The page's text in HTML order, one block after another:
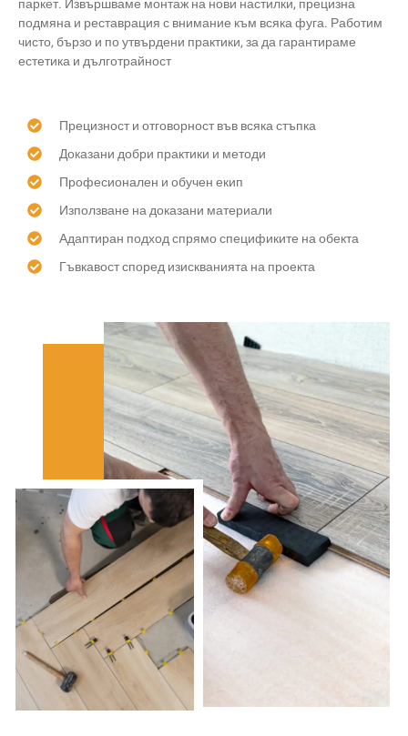
паркет. Извършваме монтаж на нови настилки, прецизна
подмяна и реставрация с внимание към всяка фуга. Работим
чисто, бързо и по утвърдени практики, за да гарантираме
естетика и дълготрайност
Прецизност и отговорност във всяка стъпка
Доказани добри практики и методи
Професионален и обучен екип
Използване на доказани материали
Адаптиран подход спрямо спецификите на обекта
Гъвкавост според изискванията на проекта